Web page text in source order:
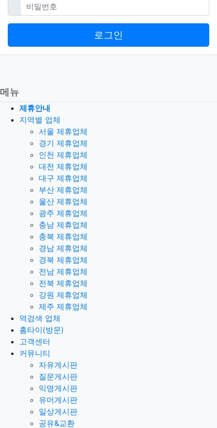
비밀번호필수
로그인
메뉴
제휴안내
지역별 업체
서울 제휴업체
경기 제휴업체
인천 제휴업체
대전 제휴업체
대구 제휴업체
부산 제휴업체
울산 제휴업체
광주 제휴업체
충남 제휴업체
충북 제휴업체
경남 제휴업체
경북 제휴업체
전남 제휴업체
전북 제휴업체
강원 제휴업체
제주 제휴업체
역검색 업체
홈타이(방문)
고객센터
커뮤니티
자유게시판
질문게시판
익명게시판
유머게시판
일상게시판
공유&교환